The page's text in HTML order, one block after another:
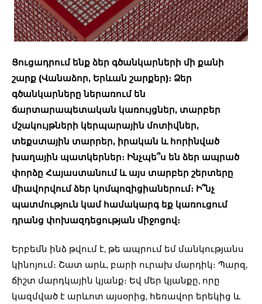
Ցուցադրում ենք ձեր գծանկարների մի քանի
շարք (Վանաձոր, Երևան շարքեր)։ Ձեր
գծանկարները ներառում են
ճարտարապետական կառույցներ, տարբեր
մշակույթների կերպարային մոտիվներ,
տեքստային տարրեր, իրական և հորինված
խաղային պատկերներ։ Ինչպե՞ս են ձեր ապրած
փորձը Հայաստանում և այս տարբեր շերտերը
միավորվում ձեր կոմպոզիցիաներում։ Ի՞նչ
պատմություն կամ համակարգ եք կառուցում
դրանց փոխազդեցության միջոցով։
Երբեմն ինձ թվում է, թե ապրում եմ մանկությանս
կինոյում։ Շատ արև, բարի ուրախ մարդիկ։ Պարզ,
ճիշտ մարդկային կյանք։ Եվ մեր կյանքը, որը
կազմված է արևոտ այսօրից, հեռավոր երեկից և